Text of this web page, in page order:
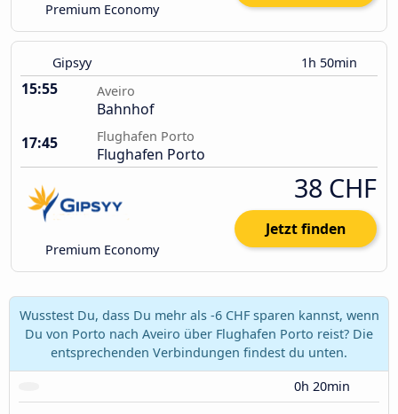
Premium Economy
Gipsyy 1h 50min
15:55 Aveiro
Bahnhof
17:45
Flughafen Porto
Flughafen Porto
Premium Economy
38 CHF
Jetzt finden
Wusstest Du, dass Du mehr als -6 CHF sparen kannst, wenn
Du von Porto nach Aveiro über Flughafen Porto reist? Die
entsprechenden Verbindungen findest du unten.
0h 20min